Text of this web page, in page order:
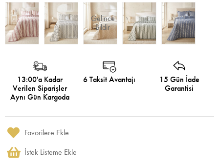
Gelince
Bildir
13:00'a Kadar
Verilen Siparişler
Aynı Gün Kargoda
6 Taksit Avantajı
15 Gün İade
Garantisi
Favorilere Ekle
İstek Listeme Ekle